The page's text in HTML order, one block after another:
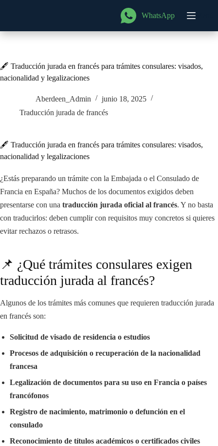
WhatsApp
🖋️ Traducción jurada en francés para trámites consulares: visados,
nacionalidad y legalizaciones
Aberdeen_Admin
junio 18, 2025
Traducción jurada de francés
🖋️ Traducción jurada en francés para trámites consulares: visados,
nacionalidad y legalizaciones
¿Estás preparando un trámite con la Embajada o el Consulado de
Francia en España? Muchos de los documentos exigidos deben
presentarse con una traducción jurada oficial al francés. Y no basta
con traducirlos: deben cumplir con requisitos muy concretos si quieres
evitar rechazos o retrasos.
📌 ¿Qué trámites consulares exigen
traducción jurada al francés?
Algunos de los trámites más comunes que requieren traducción jurada
en francés son:
Solicitud de visado de residencia o estudios
Procesos de adquisición o recuperación de la nacionalidad
francesa
Legalización de documentos para su uso en Francia o países
francófonos
Registro de nacimiento, matrimonio o defunción en el
consulado
Reconocimiento de títulos académicos o certificados civiles